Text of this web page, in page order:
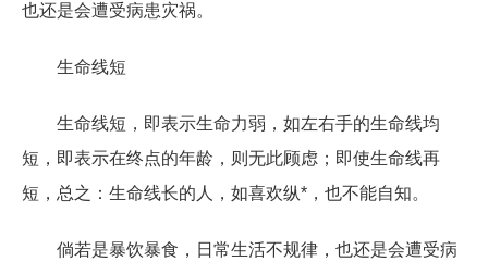
也还是会遭受病患灾祸。
生命线短
生命线短，即表示生命力弱，如左右手的生命线均
短，即表示在终点的年龄，则无此顾虑；即使生命线再
短，总之：生命线长的人，如喜欢纵*，也不能自知。
倘若是暴饮暴食，日常生活不规律，也还是会遭受病